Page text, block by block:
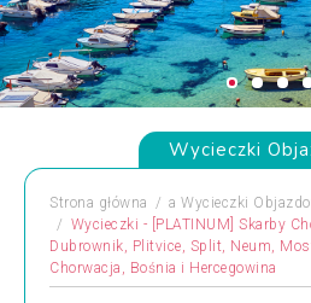
Wycieczki
Strona główna a Wycieczki
Wycieczki - [PLATINUM] Skarby
Dubrownik, Plitvice, Split, Neum,
Chorwacja, Bośnia i Hercegowina